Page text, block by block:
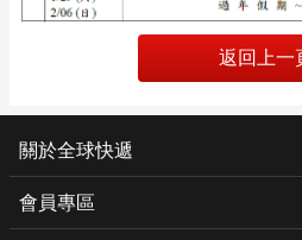
返回上一
關於全球快遞
會員專區